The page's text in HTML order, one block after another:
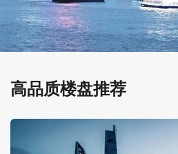
高品质楼盘推荐